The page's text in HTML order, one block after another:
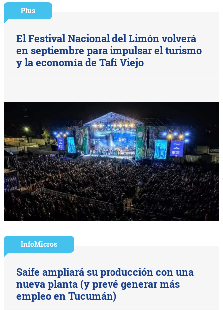
Plus
El Festival Nacional del Limón volverá
en septiembre para impulsar el turismo
y la economía de Tafí Viejo
InfoMicros
Saife ampliará su producción con una
nueva planta (y prevé generar más
empleo en Tucumán)